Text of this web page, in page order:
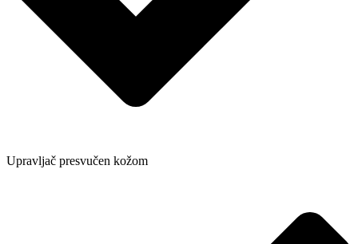
Upravljač presvučen kožom